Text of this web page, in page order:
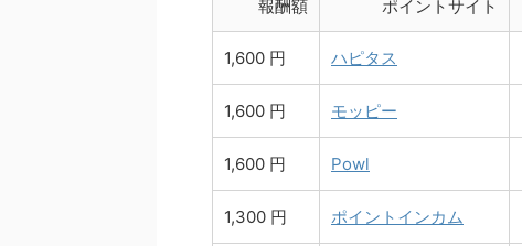
報酬額 ポイントサイト
1,600 円 ハピタス
1,600 円 モッピー
1,600 円 Powl
1,300 円 ポイントインカム